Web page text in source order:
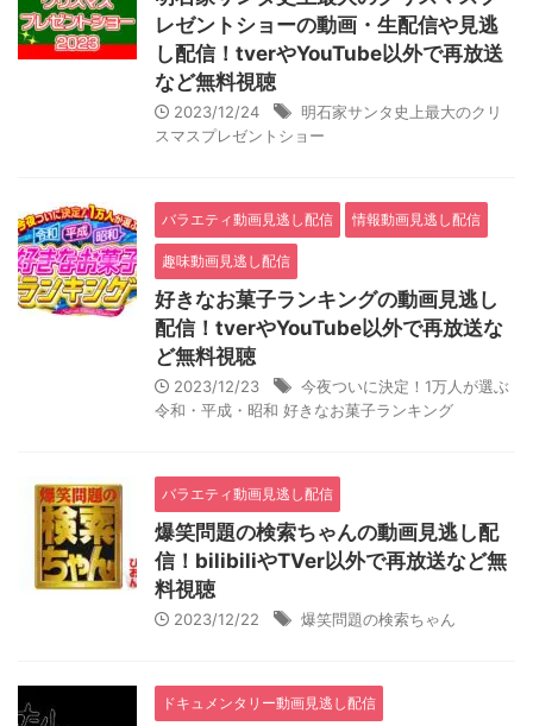
レゼントショーの動画・生配信や見逃
し配信！tverやYouTube以外で再放送
など無料視聴
2023/12/24
明石家サンタ史上最大のクリ
スマスプレゼントショー
バラエティ動画見逃し配信 情報動画見逃し配信
趣味動画見逃し配信
好きなお菓子ランキングの動画見逃し
配信！tverやYouTube以外で再放送な
ど無料視聴
2023/12/23
今夜ついに決定！1万人が選ぶ
令和・平成・昭和 好きなお菓子ランキング
バラエティ動画見逃し配信
爆笑問題の検索ちゃんの動画見逃し配
信！bilibiliやTVer以外で再放送など無
料視聴
2023/12/22 爆笑問題の検索ちゃん
ドキュメンタリー動画見逃し配信